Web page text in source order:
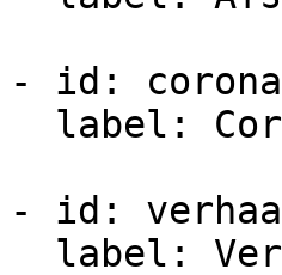
- id:
- id: